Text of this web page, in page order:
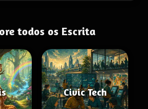
todos os Escrita
Civic Tech